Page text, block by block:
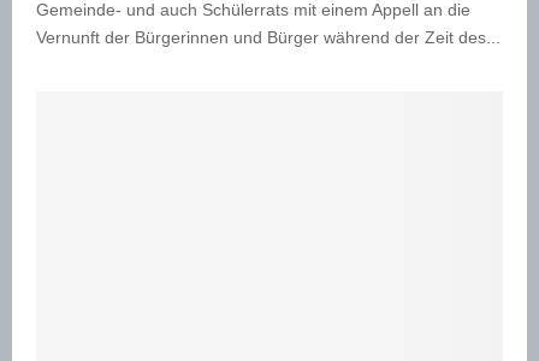
Gemeinde- und auch Schülerrats mit einem Appell an die
Vernunft der Bürgerinnen und Bürger während der Zeit des...